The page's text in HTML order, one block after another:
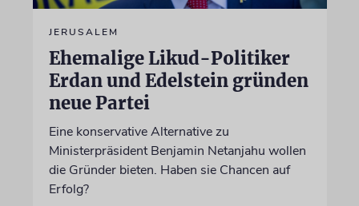
JERUSALEM
Ehemalige Likud-Politiker
Erdan und Edelstein gründen
neue Partei
Eine konservative Alternative zu
Ministerpräsident Benjamin Netanjahu wollen
die Gründer bieten. Haben sie Chancen auf
Erfolg?